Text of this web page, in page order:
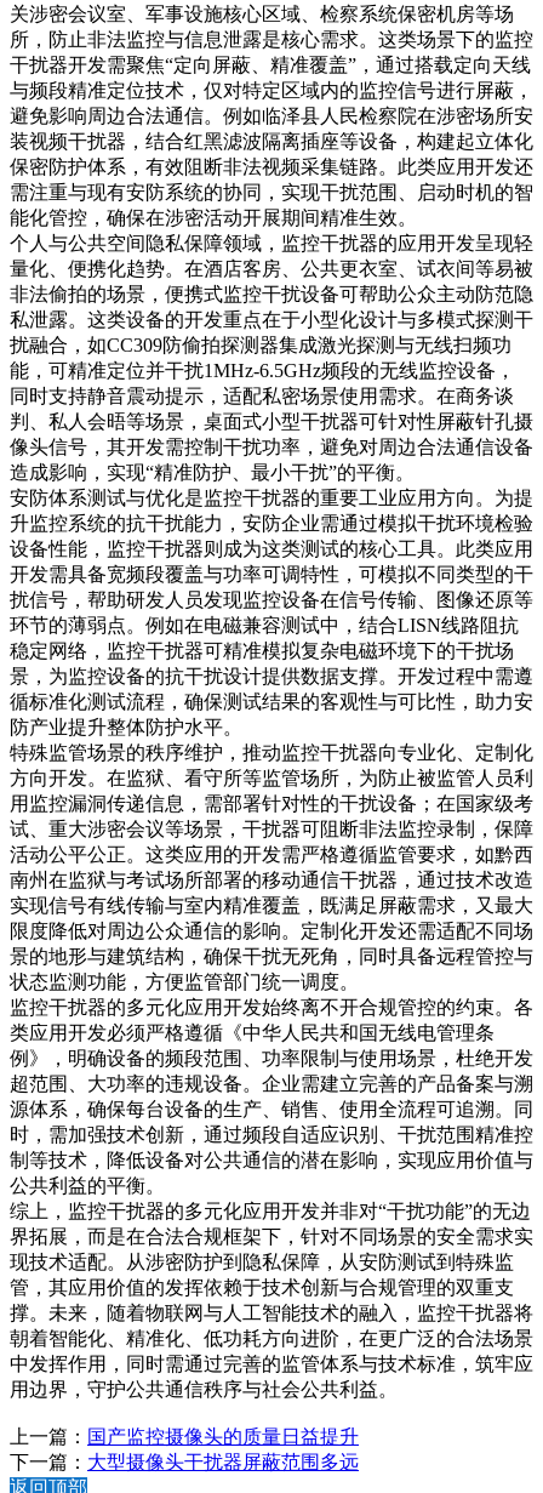
关涉密会议室、军事设施核心区域、检察系统保密机房等场
所，防止非法监控与信息泄露是核心需求。这类场景下的监控
干扰器开发需聚焦“定向屏蔽、精准覆盖”，通过搭载定向天线
与频段精准定位技术，仅对特定区域内的监控信号进行屏蔽，
避免影响周边合法通信。例如临泽县人民检察院在涉密场所安
装视频干扰器，结合红黑滤波隔离插座等设备，构建起立体化
保密防护体系，有效阻断非法视频采集链路。此类应用开发还
需注重与现有安防系统的协同，实现干扰范围、启动时机的智
能化管控，确保在涉密活动开展期间精准生效。
个人与公共空间隐私保障领域，监控干扰器的应用开发呈现轻
量化、便携化趋势。在酒店客房、公共更衣室、试衣间等易被
非法偷拍的场景，便携式监控干扰设备可帮助公众主动防范隐
私泄露。这类设备的开发重点在于小型化设计与多模式探测干
扰融合，如CC309防偷拍探测器集成激光探测与无线扫频功
能，可精准定位并干扰1MHz-6.5GHz频段的无线监控设备，
同时支持静音震动提示，适配私密场景使用需求。在商务谈
判、私人会晤等场景，桌面式小型干扰器可针对性屏蔽针孔摄
像头信号，其开发需控制干扰功率，避免对周边合法通信设备
造成影响，实现“精准防护、最小干扰”的平衡。
安防体系测试与优化是监控干扰器的重要工业应用方向。为提
升监控系统的抗干扰能力，安防企业需通过模拟干扰环境检验
设备性能，监控干扰器则成为这类测试的核心工具。此类应用
开发需具备宽频段覆盖与功率可调特性，可模拟不同类型的干
扰信号，帮助研发人员发现监控设备在信号传输、图像还原等
环节的薄弱点。例如在电磁兼容测试中，结合LISN线路阻抗
稳定网络，监控干扰器可精准模拟复杂电磁环境下的干扰场
景，为监控设备的抗干扰设计提供数据支撑。开发过程中需遵
循标准化测试流程，确保测试结果的客观性与可比性，助力安
防产业提升整体防护水平。
特殊监管场景的秩序维护，推动监控干扰器向专业化、定制化
方向开发。在监狱、看守所等监管场所，为防止被监管人员利
用监控漏洞传递信息，需部署针对性的干扰设备；在国家级考
试、重大涉密会议等场景，干扰器可阻断非法监控录制，保障
活动公平公正。这类应用的开发需严格遵循监管要求，如黔西
南州在监狱与考试场所部署的移动通信干扰器，通过技术改造
实现信号有线传输与室内精准覆盖，既满足屏蔽需求，又最大
限度降低对周边公众通信的影响。定制化开发还需适配不同场
景的地形与建筑结构，确保干扰无死角，同时具备远程管控与
状态监测功能，方便监管部门统一调度。
监控干扰器的多元化应用开发始终离不开合规管控的约束。各
类应用开发必须严格遵循《中华人民共和国无线电管理条
例》，明确设备的频段范围、功率限制与使用场景，杜绝开发
超范围、大功率的违规设备。企业需建立完善的产品备案与溯
源体系，确保每台设备的生产、销售、使用全流程可追溯。同
时，需加强技术创新，通过频段自适应识别、干扰范围精准控
制等技术，降低设备对公共通信的潜在影响，实现应用价值与
公共利益的平衡。
综上，监控干扰器的多元化应用开发并非对“干扰功能”的无边
界拓展，而是在合法合规框架下，针对不同场景的安全需求实
现技术适配。从涉密防护到隐私保障，从安防测试到特殊监
管，其应用价值的发挥依赖于技术创新与合规管理的双重支
撑。未来，随着物联网与人工智能技术的融入，监控干扰器将
朝着智能化、精准化、低功耗方向进阶，在更广泛的合法场景
中发挥作用，同时需通过完善的监管体系与技术标准，筑牢应
用边界，守护公共通信秩序与社会公共利益。
上一篇： 国产监控摄像头的质量日益提升
下一篇： 大型摄像头干扰器屏蔽范围多远
返回顶部